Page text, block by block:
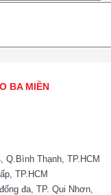
BA MIỀN
Q.Bình Thạnh, TP.HCM
TP.HCM
đa, TP. Qui Nhơn,